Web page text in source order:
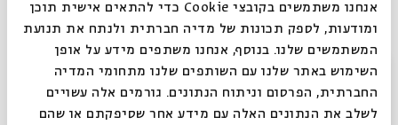
אנחנו משתמשים בקובצי Cookie כדי להתאים אישית תוכן
ומודעות, לספק תכונות של מדיה חברתית ולנתח את תנועת
המשתמשים שלנו. בנוסף, אנחנו משתפים מידע על אופן
השימוש באתר שלנו עם השותפים שלנו מתחומי המדיה
החברתית, הפרסום וניתוח הנתונים. גורמים אלה עשויים
לשלב את הנתונים האלה עם מידע אחר שסיפקתם או שהם
עם: נילי ואזנה
04.08.20
סגור